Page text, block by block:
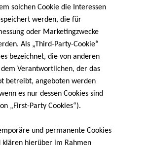
solchen Cookie die Interessen
werden, die für
oder Marketingzwecke
Als „Third-Party-Cookie“
bezeichnet, die von anderen
Verantwortlichen, der das
betreibt, angeboten werden
es nur dessen Cookies sind
„First-Party Cookies“).
und permanente Cookies
klären hierüber im Rahmen